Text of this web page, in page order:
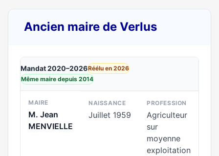
Ancien maire de Verlus
Mandat 2020–2026Réélu en 2026
Même maire depuis 2014
MAIRE
M. Jean
MENVIELLE
NAISSANCE
Juillet 1959
PROFESSION
Agriculteur
sur
moyenne
exploitation